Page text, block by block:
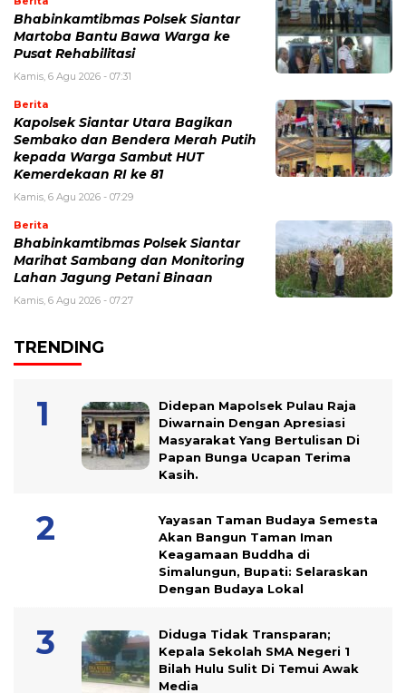
Bhabinkamtibmas Polsek Siantar
Martoba Bantu Bawa Warga ke
Pusat Rehabilitasi
Kamis, 6 Agu 2026 - 07:31
Berita
Kapolsek Siantar Utara Bagikan
Sembako dan Bendera Merah Putih
kepada Warga Sambut HUT
Kemerdekaan RI ke 81
Kamis, 6 Agu 2026 - 07:29
Berita
Bhabinkamtibmas Polsek Siantar
Marihat Sambang dan Monitoring
Lahan Jagung Petani Binaan
Kamis, 6 Agu 2026 - 07:27
TRENDING
Didepan Mapolsek Pulau Raja
Diwarnain Dengan Apresiasi
Masyarakat Yang Bertulisan Di
Papan Bunga Ucapan Terima
Kasih.
Yayasan Taman Budaya Semesta
Akan Bangun Taman Iman
Keagamaan Buddha di
Simalungun, Bupati: Selaraskan
Dengan Budaya Lokal
Diduga Tidak Transparan;
Kepala Sekolah SMA Negeri 1
Bilah Hulu Sulit Di Temui Awak
Media